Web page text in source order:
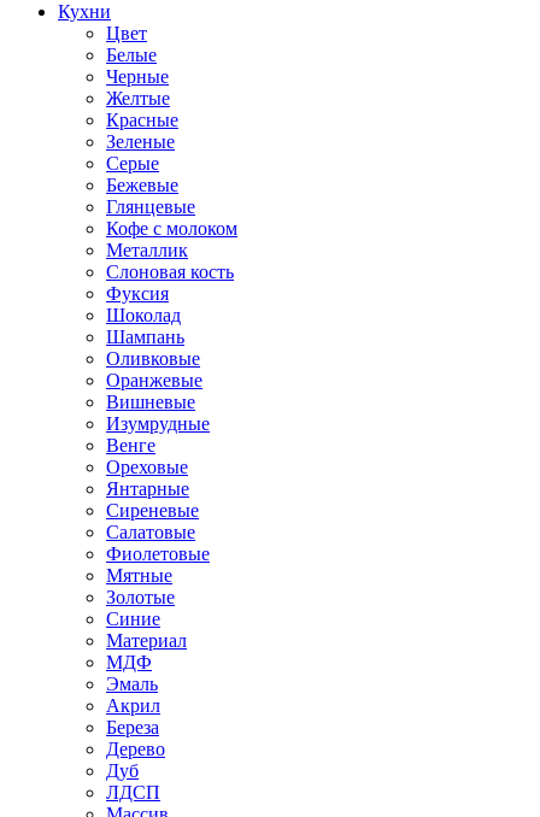
Кухни
Цвет
Белые
Черные
Желтые
Красные
Зеленые
Серые
Бежевые
Глянцевые
Кофе с молоком
Металлик
Слоновая кость
Фуксия
Шоколад
Шампань
Оливковые
Оранжевые
Вишневые
Изумрудные
Венге
Ореховые
Янтарные
Сиреневые
Салатовые
Фиолетовые
Мятные
Золотые
Синие
Материал
МДФ
Эмаль
Акрил
Береза
Дерево
Дуб
ЛДСП